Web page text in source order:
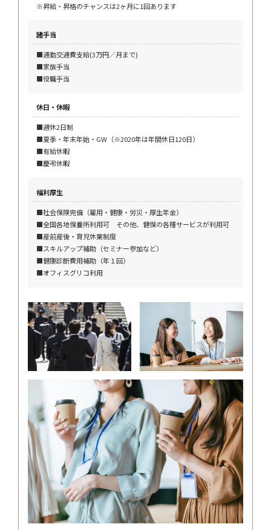
※昇給・昇格のチャンスは2ヶ月に1回あります
諸手当
■通勤交通費支給(3万円／月まで)
■家族手当
■役職手当
休日・休暇
■週休2日制
■夏季・年末年始・GW（※2020年は年間休日120日）
■有給休暇
■慶弔休暇
福利厚生
■社会保険完備（雇用・健康・労災・厚生年金）
■全国各地保養所利用可 その他、健保の各種サービスが利用可
■産前産後・育児休業制度
■スキルアップ補助（セミナー参加など）
■健康診断費用補助（年１回）
■オフィスグリコ利用